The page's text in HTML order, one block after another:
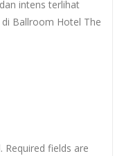
intens terlihat
Ballroom Hotel The
Required fields are